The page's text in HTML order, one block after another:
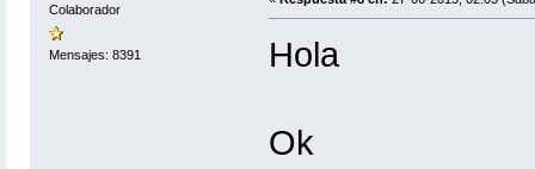
Colaborador
Mensajes: 8391 Hola
Ok